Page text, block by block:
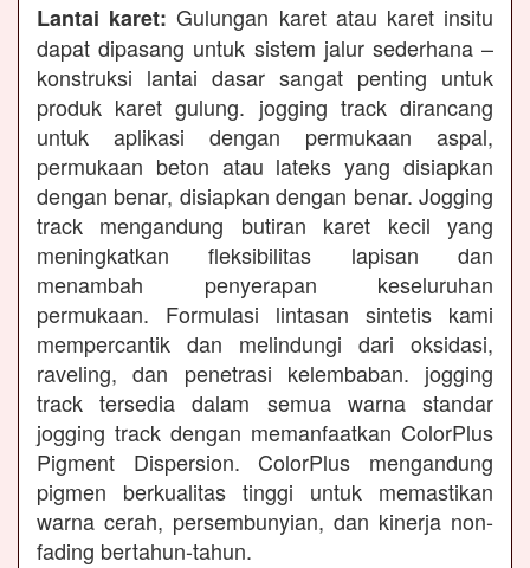
Lantai karet: Gulungan karet atau karet insitu
dapat dipasang untuk sistem jalur sederhana –
konstruksi lantai dasar sangat penting untuk
produk karet gulung. jogging track dirancang
untuk aplikasi dengan permukaan aspal,
permukaan beton atau lateks yang disiapkan
dengan benar, disiapkan dengan benar. Jogging
track mengandung butiran karet kecil yang
meningkatkan fleksibilitas lapisan dan
menambah penyerapan keseluruhan
permukaan. Formulasi lintasan sintetis kami
mempercantik dan melindungi dari oksidasi,
raveling, dan penetrasi kelembaban. jogging
track tersedia dalam semua warna standar
jogging track dengan memanfaatkan ColorPlus
Pigment Dispersion. ColorPlus mengandung
pigmen berkualitas tinggi untuk memastikan
warna cerah, persembunyian, dan kinerja non-
fading bertahun-tahun.